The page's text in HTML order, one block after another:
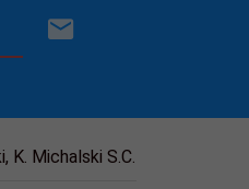
K. Michalski S.C.